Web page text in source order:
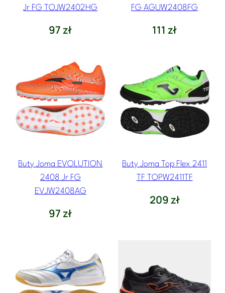
Jr FG TOJW2402HG
97zł
FG AGUW2408FG
111zł
Buty Joma EVOLUTION
2408 Jr FG
EVJW2408AG
97zł
Buty Joma Top Flex 2411
TF TOPW2411TF
209zł